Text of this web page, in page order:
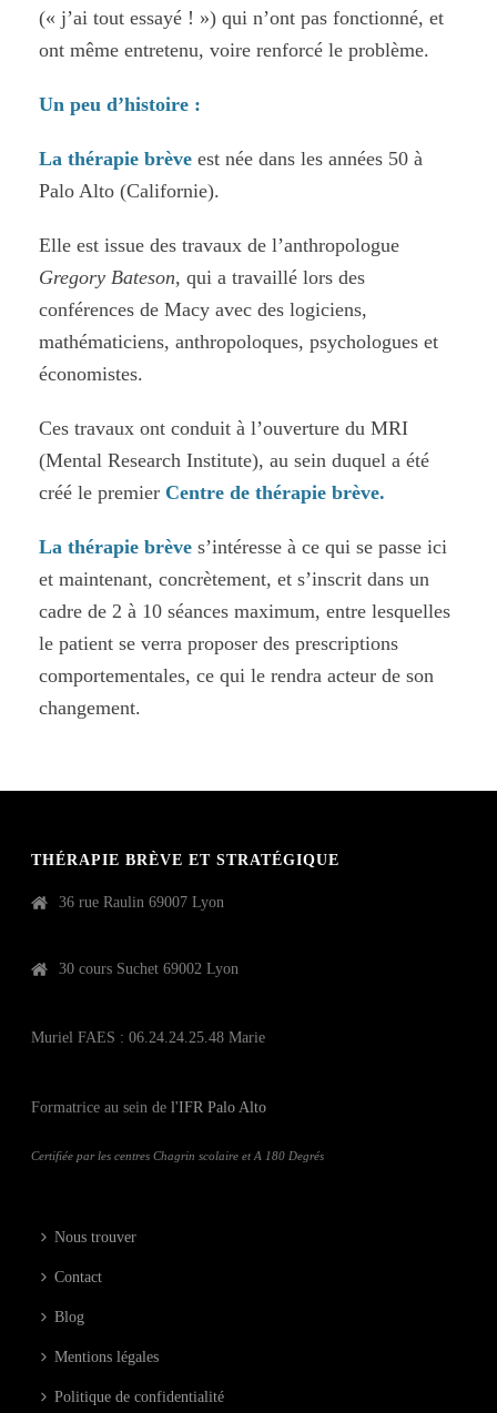
(« j’ai tout essayé ! ») qui n’ont pas fonctionné, et
ont même entretenu, voire renforcé le problème.
Un peu d’histoire :
La thérapie brève est née dans les années 50 à
Palo Alto (Californie).
Elle est issue des travaux de l’anthropologue
Gregory Bateson, qui a travaillé lors des
conférences de Macy avec des logiciens,
mathématiciens, anthropoloques, psychologues et
économistes.
Ces travaux ont conduit à l’ouverture du MRI
(Mental Research Institute), au sein duquel a été
créé le premier Centre de thérapie brève.
La thérapie brève s’intéresse à ce qui se passe ici
et maintenant, concrètement, et s’inscrit dans un
cadre de 2 à 10 séances maximum, entre lesquelles
le patient se verra proposer des prescriptions
comportementales, ce qui le rendra acteur de son
changement.
THÉRAPIE BRÈVE ET STRATÉGIQUE
36 rue Raulin 69007 Lyon
30 cours Suchet 69002 Lyon
Muriel FAES : 06.24.24.25.48 Marie
Formatrice au sein de l'IFR Palo Alto
Certifiée par les centres Chagrin scolaire et A 180 Degrés
Nous trouver
Contact
Blog
Mentions légales
Politique de confidentialité